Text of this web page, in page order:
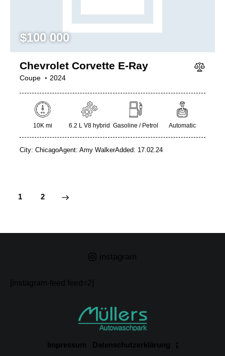
$100 000
Chevrolet Corvette E-Ray
Coupe 2024
10K mi 6.2 L V8 hybrid Gasoline / Petrol Automatic
City: ChicagoAgent: Amy WalkerAdded: 17.02.24
1 2
instagram
[instagram-feed feed=2]
Impressum Datenschutzerklärung